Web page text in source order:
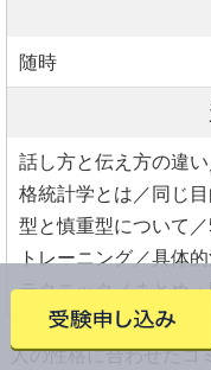
随時
話し方と伝え方の違
格統計学とは／同じ
型と慎重型について
トレーニング／具体
テクニック／まとめ
人の性格に合わせたコ